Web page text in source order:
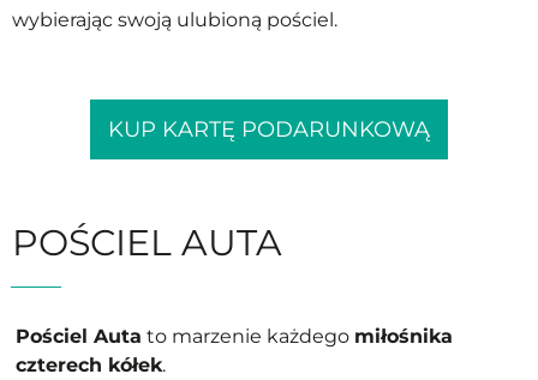
wybierając swoją ulubioną pościel.
KUP KARTĘ PODARUNKOWĄ
POŚCIEL AUTA
Pościel Auta to marzenie każdego miłośnika
czterech kółek.